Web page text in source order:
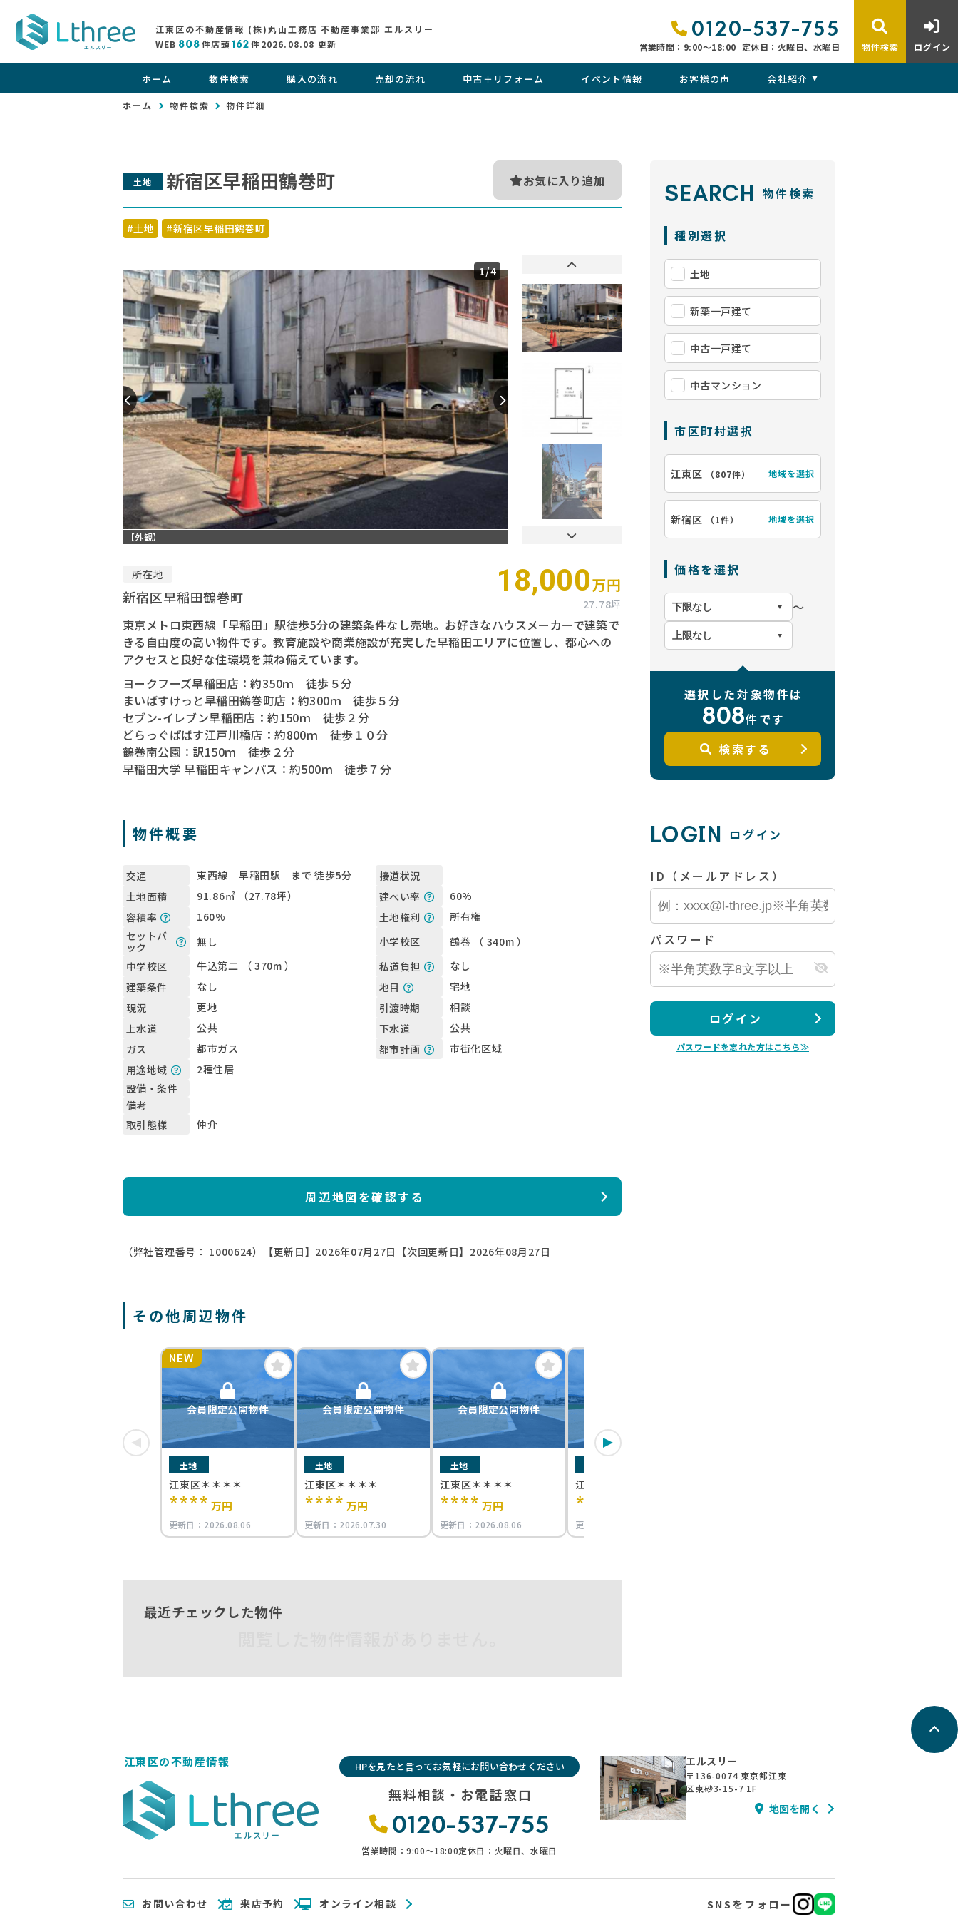
江東区の不動産情報 (株)丸山工務店 不動産事業部 エルスリー
WEB 808件店頭162 件2026.08.08 更新
0120-537-755
営業時間：9:00〜18:00 定休日：火曜日、水曜日 物件検索 ログイン
ホーム 物件検索 購入の流れ 売却の流れ 中古＋リフォーム イベント情報 お客様の声 会社紹介
ホーム 物件検索 物件詳細
土地 新宿区早稲田鶴巻町 お気に入り追加
#土地 #新宿区早稲田鶴巻町
1/4
【外観】
所在地
新宿区早稲田鶴巻町 18,000万円
27.78坪
東京メトロ東西線「早稲田」駅徒歩5分の建築条件なし売地。お好きなハウスメーカーで建築で
きる自由度の高い物件です。教育施設や商業施設が充実した早稲田エリアに位置し、都心への
アクセスと良好な住環境を兼ね備えています。
ヨークフーズ早稲田店：約350ｍ 徒歩５分
まいばすけっと早稲田鶴巻町店：約300ｍ 徒歩５分
セブン-イレブン早稲田店：約150ｍ 徒歩２分
どらっぐぱぱす江戸川橋店：約800ｍ 徒歩１０分
鶴巻南公園：訳150ｍ 徒歩２分
早稲田大学 早稲田キャンパス：約500ｍ 徒歩７分
物件概要
交通 東西線 早稲田駅 まで 徒歩5分
接道状況
土地面積
91.86㎡ （27.78坪） 建ぺい率
60%
容積率
160% 土地権利
所有権
セットバ
ック
無し 小学校区
鶴巻 （ 340m ）
中学校区
牛込第二 （ 370m ） 私道負担
なし
建築条件
なし 地目
宅地
現況
更地 引渡時期
相談
上水道
公共 下水道
公共
ガス
都市ガス 都市計画
市街化区域
用途地域
2種住居
設備・条件
備考
取引態様
仲介
周辺地図を確認する
（弊社管理番号： 1000624） 【更新日】2026年07月27日 【次回更新日】2026年08月27日
その他周辺物件
会員限定公開物件
NEW
土地
江東区＊＊＊＊
**** 万円
更新日： 2026.08.06
会員限定公開物件
土地
江東区＊＊＊＊
**** 万円
更新日： 2026.07.30
会員限定公開物件
土地
江東区＊＊＊＊
**** 万円
更新日： 2026.08.06
江東区＊＊＊＊
****
更新日：
最近チェックした物件
SEARCH 物件検索
種別選択
土地
新築一戸建て
中古一戸建て
中古マンション
市区町村選択
江東区 （807件） 地域を選択
新宿区 （1件） 地域を選択
価格を選択
〜
選択した対象物件は
808件です
検索する
LOGIN ログイン
ID（メールアドレス）
パスワード
ログイン
パスワードを忘れた方はこちら≫
江東区の不動産情報 HPを見たと言ってお気軽にお問い合わせください
無料相談・お電話窓口
0120-537-755
営業時間：9:00〜18:00定休日：火曜日、水曜日
エルスリー
〒136-0074 東京都江東
区東砂3-15-7 1F
地図を開く
お問い合わせ 来店予約 オンライン相談 SNSをフォロー